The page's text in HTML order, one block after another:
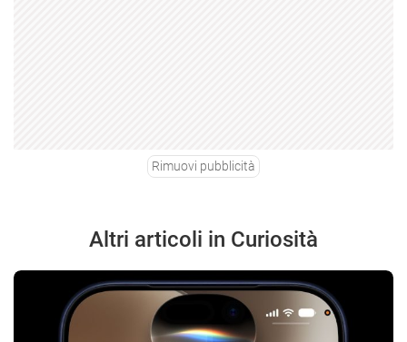
Rimuovi pubblicità
Altri articoli in Curiosità